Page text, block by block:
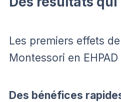
Les premiers effets
Montessori en
Des bénéfices